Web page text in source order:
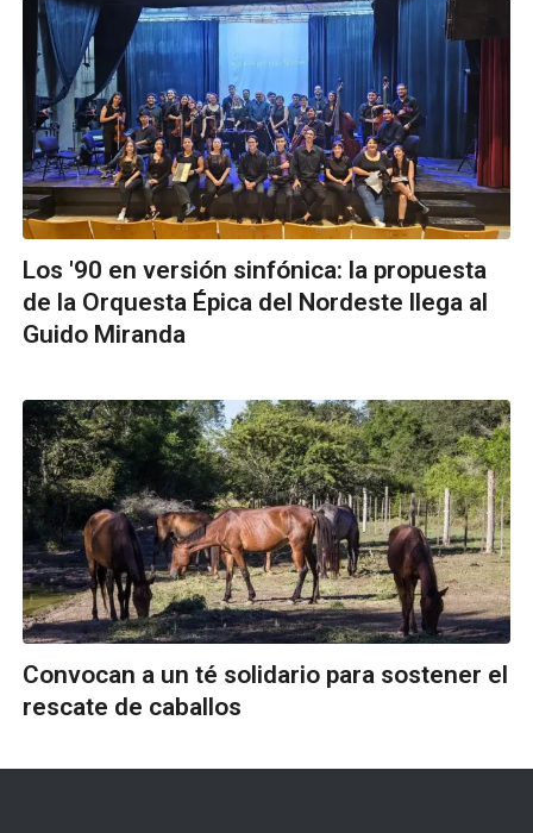
Los '90 en versión sinfónica: la propuesta
de la Orquesta Épica del Nordeste llega al
Guido Miranda
Convocan a un té solidario para sostener el
rescate de caballos